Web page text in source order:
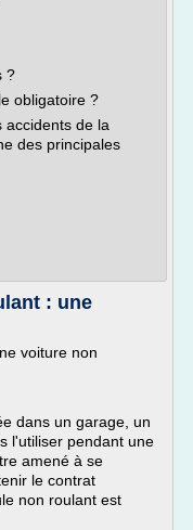
?
obligatoire ?
accidents de la
des principales
: une
voiture non
dans un garage, un
l'utiliser pendant une
amené à se
le contrat
non roulant est